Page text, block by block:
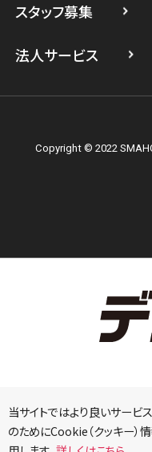
スマホスピタル テ
スタッフ募集
法人サービス
Copyright © 2022
当サイトではより良いサービ
のためにCookie（クッキー）